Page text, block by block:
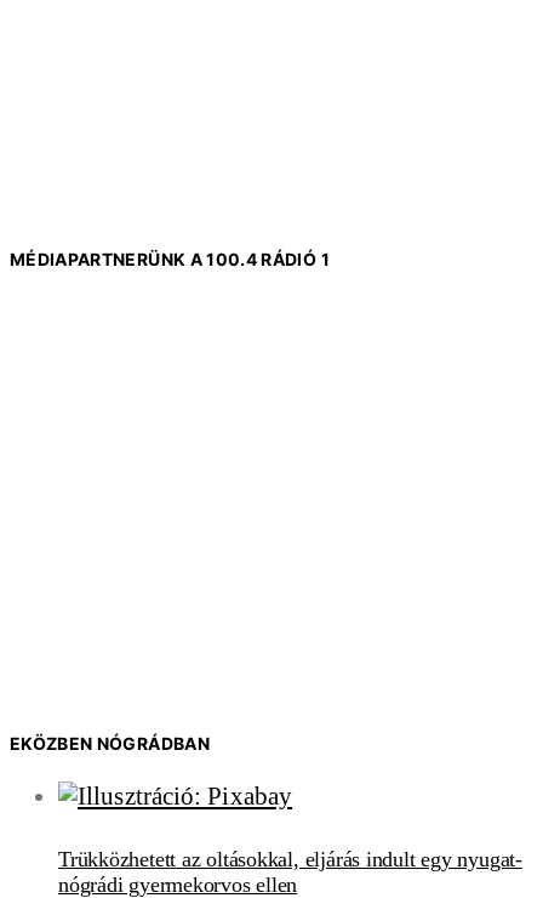
MÉDIAPARTNERÜNK A 100.4 RÁDIÓ 1
EKÖZBEN NÓGRÁDBAN
Trükközhetett az oltásokkal, eljárás indult egy nyugat-
nógrádi gyermekorvos ellen